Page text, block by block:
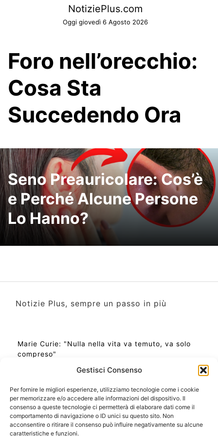
Gestisci Consenso
Per fornire le migliori esperienze, utilizziamo tecnologie come i cookie
per memorizzare e/o accedere alle informazioni del dispositivo. Il
consenso a queste tecnologie ci permetterà di elaborare dati come il
comportamento di navigazione o ID unici su questo sito. Non
acconsentire o ritirare il consenso può influire negativamente su alcune
caratteristiche e funzioni.
NotiziePlus.com
Oggi giovedì 6 Agosto 2026
Foro nell’orecchio:
Cosa Sta
Succedendo Ora
Seno Preauricolare: Cos’è
e Perché Alcune Persone
Lo Hanno?
Notizie Plus, sempre un passo in più
Marie Curie: "Nulla nella vita va temuto, va solo
compreso"
Ora Esatta in Italia in questo momento
Ti Senti Strano Ultimamente? Potrebbe Essere per
la Risonanza di Schumann
Come Sapere Se Stai Ascendendo alla Quinta